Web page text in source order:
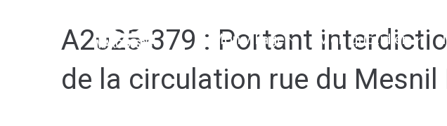
Mon village Mon quotidien
A2025-379 : Portant
de la circulation rue du Mesnil